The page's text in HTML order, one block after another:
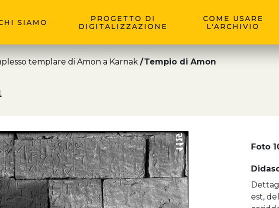
SIAMO
PROGETTO DI
DIGITALIZZAZIONE
COME USARE
L'ARCHIVIO
templare di Amon a Karnak Tempio di Amon
Foto
est,